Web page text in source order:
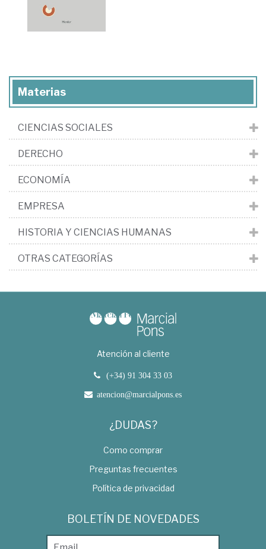
Materias
CIENCIAS SOCIALES
DERECHO
ECONOMÍA
EMPRESA
HISTORIA Y CIENCIAS HUMANAS
OTRAS CATEGORÍAS
Atención al cliente
(+34) 91 304 33 03
atencion@marcialpons.es
¿DUDAS?
Como comprar
Preguntas frecuentes
Política de privacidad
BOLETÍN DE NOVEDADES